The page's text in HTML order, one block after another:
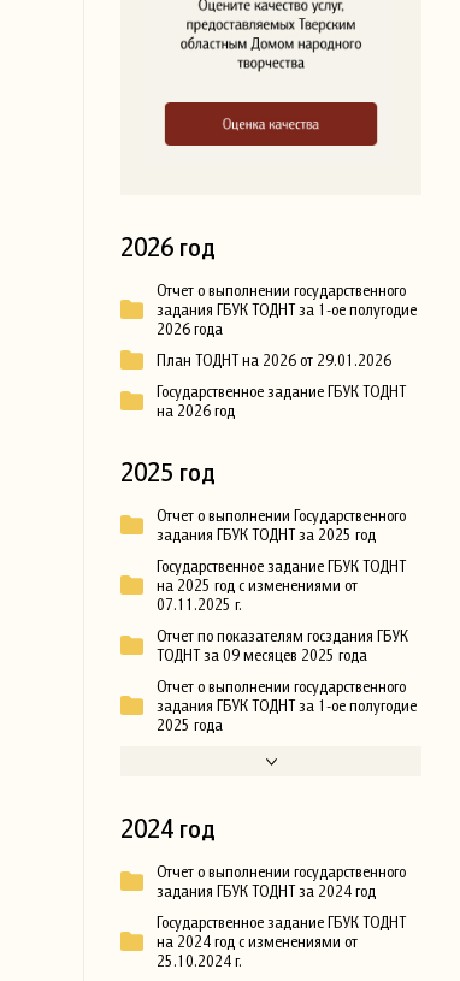
2026 год
Отчет о выполнении государственного
задания ГБУК ТОДНТ за 1-ое полугодие
2026 года
План ТОДНТ на 2026 от 29.01.2026
Государственное задание ГБУК ТОДНТ
на 2026 год
2025 год
Отчет о выполнении Государственного
задания ГБУК ТОДНТ за 2025 год
Государственное задание ГБУК ТОДНТ
на 2025 год с изменениями от
07.11.2025 г.
Отчет по показателям госздания ГБУК
ТОДНТ за 09 месяцев 2025 года
Отчет о выполнении государственного
задания ГБУК ТОДНТ за 1-ое полугодие
2025 года
2024 год
Отчет о выполнении государственного
задания ГБУК ТОДНТ за 2024 год
Государственное задание ГБУК ТОДНТ
на 2024 год с изменениями от
25.10.2024 г.